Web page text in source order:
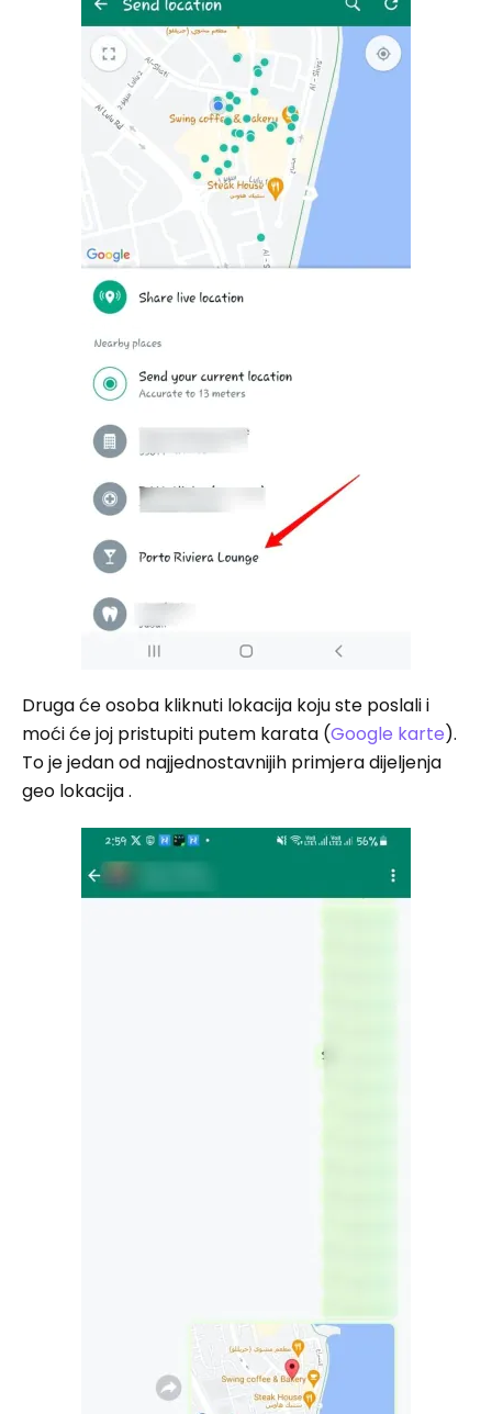
Druga će osoba kliknuti lokacija koju ste poslali i
moći će joj pristupiti putem karata (Google karte).
To je jedan od najjednostavnijih primjera dijeljenja
geo lokacija .